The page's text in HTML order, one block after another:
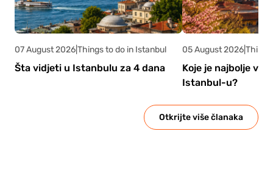
Otkrijte više članaka
07 August 2026Things to do in Istanbul
Šta vidjeti u Istanbulu za 4 dana
05 August 2026
Koje je najbolje
Istanbul-u?